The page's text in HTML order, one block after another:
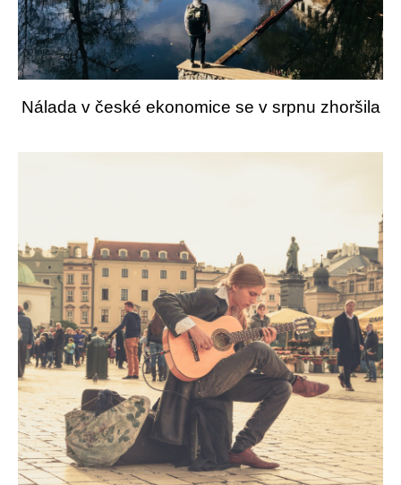
Nálada v české ekonomice se v srpnu zhoršila